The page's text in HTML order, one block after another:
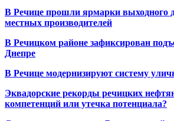
В Речице прошли ярмарки выходного
местных производителей
В Речицком районе зафиксирован
Днепре
В Речице модернизируют систему
Эквадорские рекорды речицких
компетенций или утечка потенциала?